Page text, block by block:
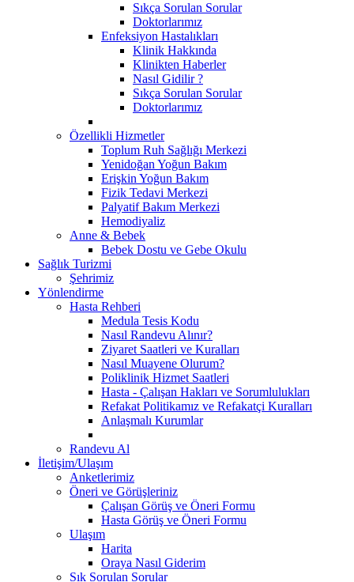
Sıkça Sorulan Sorular
Doktorlarımız
Enfeksiyon Hastalıkları
Klinik Hakkında
Klinikten Haberler
Nasıl Gidilir ?
Sıkça Sorulan Sorular
Doktorlarımız
Özellikli Hizmetler
Toplum Ruh Sağlığı Merkezi
Yenidoğan Yoğun Bakım
Erişkin Yoğun Bakım
Fizik Tedavi Merkezi
Palyatif Bakım Merkezi
Hemodiyaliz
Anne & Bebek
Bebek Dostu ve Gebe Okulu
Sağlık Turizmi
Şehrimiz
Yönlendirme
Hasta Rehberi
Medula Tesis Kodu
Nasıl Randevu Alınır?
Ziyaret Saatleri ve Kuralları
Nasıl Muayene Olurum?
Poliklinik Hizmet Saatleri
Hasta - Çalışan Hakları ve Sorumlulukları
Refakat Politikamız ve Refakatçi Kuralları
Anlaşmalı Kurumlar
Randevu Al
İletişim/Ulaşım
Anketlerimiz
Öneri ve Görüşleriniz
Çalışan Görüş ve Öneri Formu
Hasta Görüş ve Öneri Formu
Ulaşım
Harita
Oraya Nasıl Giderim
Sık Sorulan Sorular